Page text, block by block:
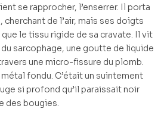
se rapprocher, l’enserrer. Il porta
cherchant de l’air, mais ses doigts
le tissu rigide de sa cravate. Il vit
sarcophage, une goutte de liquide
une micro-fissure du plomb.
métal fondu. C’était un suintement
si profond qu’il paraissait noir
des bougies.